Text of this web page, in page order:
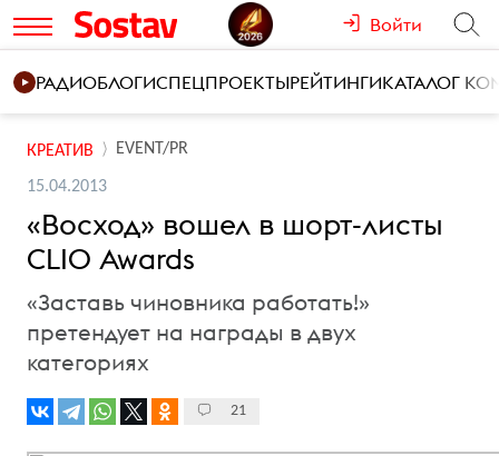
Войти
РАДИОБЛОГИСПЕЦПРОЕКТЫРЕЙТИНГИКАТАЛОГ
КРЕАТИВ EVENT/PR
15.04.2013
«Восход» вошел в шорт-листы
CLIO Awards
«Заставь чиновника работать!»
претендует на награды в двух
категориях
21